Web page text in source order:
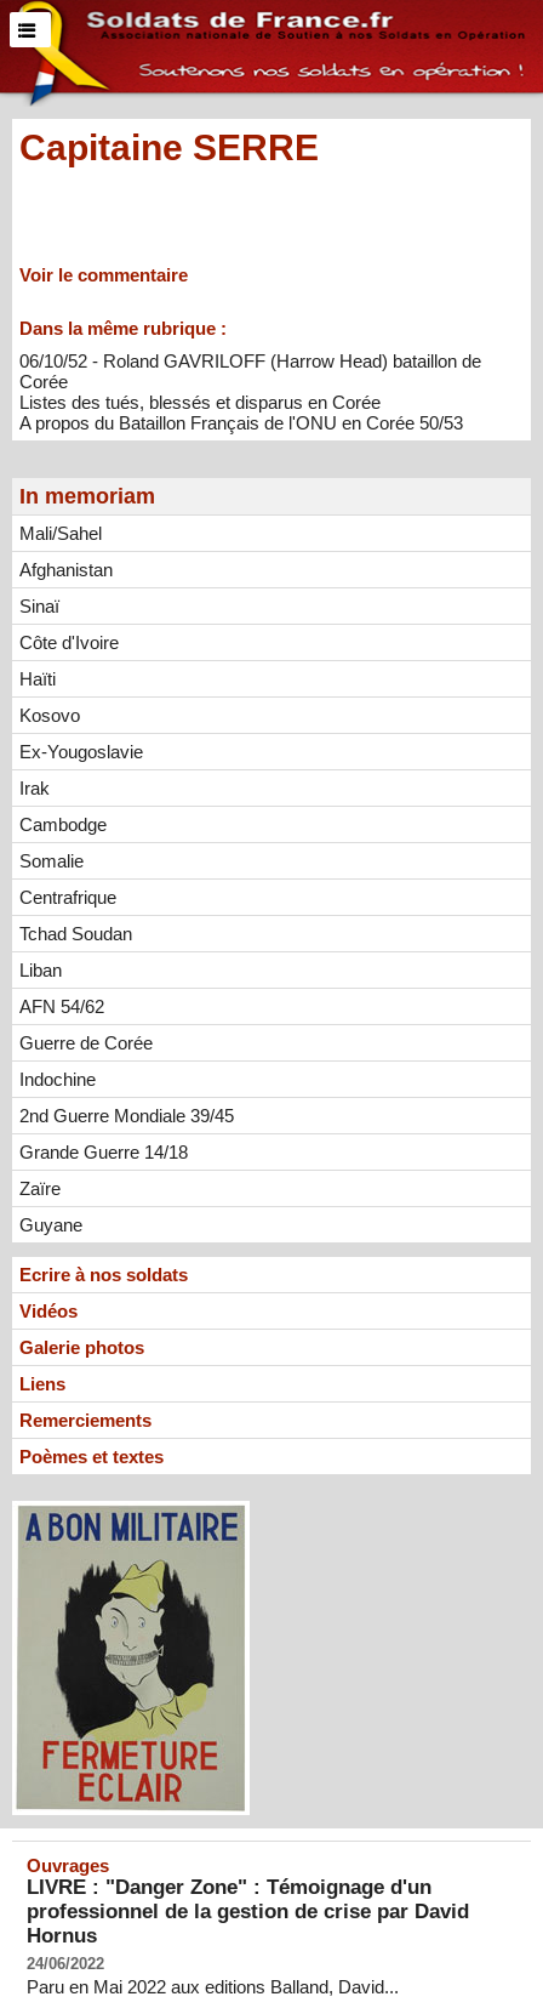
In memoriam
Mali/Sahel
Afghanistan
Sinaï
Côte d'Ivoire
Haïti
Kosovo
Ex-Yougoslavie
Irak
Cambodge
Somalie
Centrafrique
Tchad Soudan
Liban
AFN 54/62
Guerre de Corée
Indochine
2nd Guerre Mondiale 39/45
Grande Guerre 14/18
Zaïre
Guyane
Ecrire à nos soldats
Vidéos
Galerie photos
Liens
Remerciements
Poèmes et textes
Capitaine SERRE
Voir le commentaire
Dans la même rubrique :
06/10/52 - Roland GAVRILOFF (Harrow Head) bataillon de
Corée
Listes des tués, blessés et disparus en Corée
A propos du Bataillon Français de l'ONU en Corée 50/53
Ouvrages
LIVRE : "Danger Zone" : Témoignage d'un
professionnel de la gestion de crise par David
Hornus
24/06/2022
Paru en Mai 2022 aux editions Balland, David...